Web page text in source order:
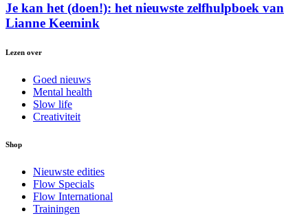
Je kan het (doen!): het nieuwste zelfhulpboek van
Lianne Keemink
Lezen over
Goed nieuws
Mental health
Slow life
Creativiteit
Shop
Nieuwste edities
Flow Specials
Flow International
Trainingen